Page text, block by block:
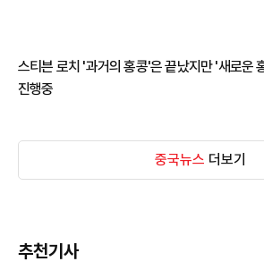
스티븐 로치 '과거의 홍콩'은 끝났지만 '새로운
진행중
중국뉴스 더보기
추천기사